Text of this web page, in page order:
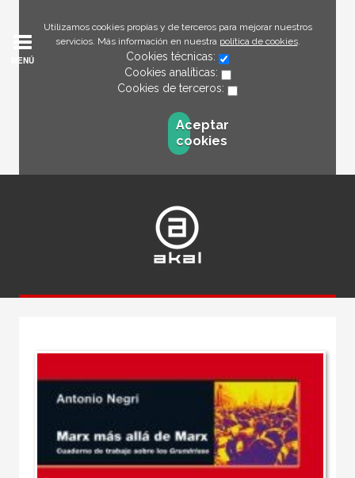
Utilizamos cookies propias y de terceros para mejorar nuestros
servicios. Más información en nuestra política de cookies.
Cookies técnicas:
Cookies analíticas:
Cookies de terceros:
Aceptar
cookies
MENÚ